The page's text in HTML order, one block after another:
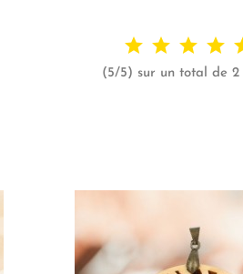
(5/5) sur un total de 2